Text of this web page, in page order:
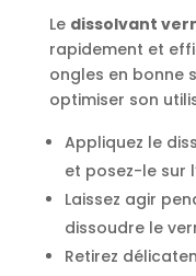
Le dissolvant
rapidement et
ongles en bonne
optimiser son
Appliquez le
et posez-le sur
Laissez agir
dissoudre le
Retirez